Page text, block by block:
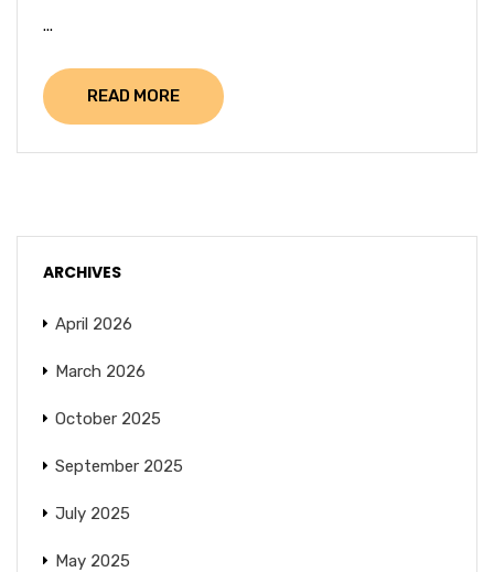
...
READ MORE
ARCHIVES
April 2026
March 2026
October 2025
September 2025
July 2025
May 2025